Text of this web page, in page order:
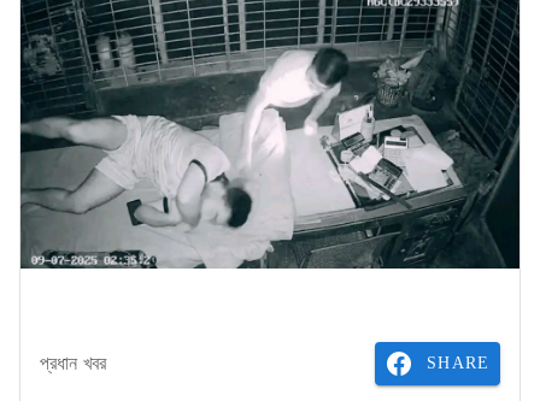
প্রধান খবর SHARE